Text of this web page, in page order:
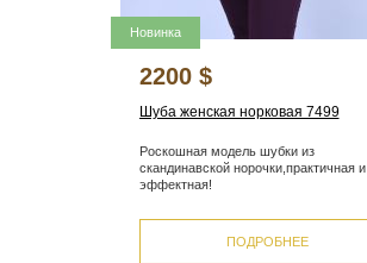
Новинка
2200 $
Шуба женская норковая 7499
Роскошная модель шубки из
скандинавской норочки,практичная и
эффектная!
ПОДРОБНЕЕ